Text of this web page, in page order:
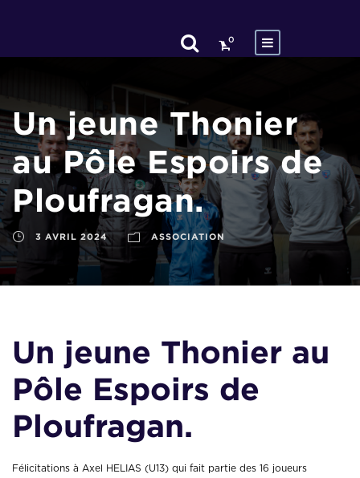
0
Un jeune Thonier
au Pôle Espoirs de
Ploufragan.
3 AVRIL 2024 ASSOCIATION
Un jeune Thonier au
Pôle Espoirs de
Ploufragan.
Félicitations à Axel HELIAS (U13) qui fait partie des 16 joueurs